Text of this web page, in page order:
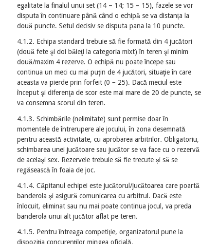
egalitate la finalul unui set (14 – 14; 15 – 15), fazele se vor
disputa în continuare până când o echipă se va distanța la
două puncte. Setul decisiv se disputa pana la 10 puncte.
4.1.2. Echipa standard trebuie să fie formată din 4 jucători
(două fete şi doi băieţi la categoria mixt) în teren şi minim
două/maxim 4 rezerve. O echipă nu poate începe sau
continua un meci cu mai puţin de 4 jucători, situaţie în care
aceasta va pierde prin forfeit (0 – 25). Dacă meciul este
început şi diferenţa de scor este mai mare de 20 de puncte, se
va consemna scorul din teren.
4.1.3. Schimbările (nelimitate) sunt permise doar în
momentele de întrerupere ale jocului, în zona desemnată
pentru această activitate, cu aprobarea arbitrilor. Obligatoriu,
schimbarea unei jucătoare sau jucător se va face cu o rezervă
de acelaşi sex. Rezervele trebuie să fie trecute și să se
regăsească în foaia de joc.
4.1.4. Căpitanul echipei este jucătorul/jucătoarea care poartă
banderola şi asigură comunicarea cu arbitrul. Dacă este
înlocuit, eliminat sau nu mai poate continua jocul, va preda
banderola unui alt jucător aflat pe teren.
4.1.5. Pentru întreaga competiţie, organizatorul pune la
dispoziţia concurenţilor mingea oficială.